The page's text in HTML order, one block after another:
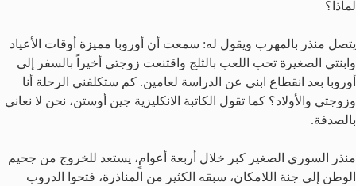
لماذا؟
يتصل منذر بالمهرب ويقول له: سمعت أن أوروبا مميزة أوقات الأعياد
وابنتي الصغيرة تحب اللعب بالثلج واقتنعت زوجتي أخيراً بالسفر إلى
أوروبا بعد انقطاع ابني عن الدراسة لعامين. كم ستكلفني الرحلة أنا
وزوجتي والأولاد؟ كما تقول الكاتبة الانكليزية جين أوستن، نحن لا نعاني
بالصدفة.
منذر السوري الصغير كبر خلال أربعة أعوامٍ، يستعد للخروج من جحيم
الوطن إلى جنة اللامكان، سبقه الكثير من المناذرة، فتحوا الدروب